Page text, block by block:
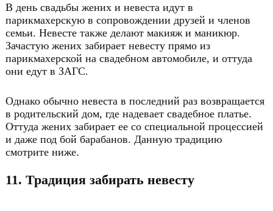
В день свадьбы жених и невеста идут в
парикмахерскую в сопровождении друзей и членов
семьи. Невесте также делают макияж и маникюр.
Зачастую жених забирает невесту прямо из
парикмахерской на свадебном автомобиле, и оттуда
они едут в ЗАГС.
Однако обычно невеста в последний раз возвращается
в родительский дом, где надевает свадебное платье.
Оттуда жених забирает ее со специальной процессией
и даже под бой барабанов. Данную традицию
смотрите ниже.
11. Традиция забирать невесту